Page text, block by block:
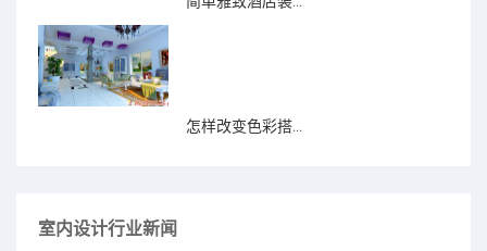
怎样改变色彩搭...
室内设计行业新闻